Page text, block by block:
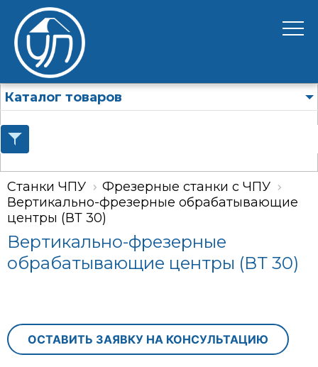
Каталог товаров
Станки ЧПУ
Фрезерные станки с ЧПУ
Вертикально-фрезерные обрабатывающие
центры (ВТ 30)
Вертикально-фрезерные
обрабатывающие центры (ВТ 30)
ОСТАВИТЬ ЗАЯВКУ НА КОНСУЛЬТАЦИЮ